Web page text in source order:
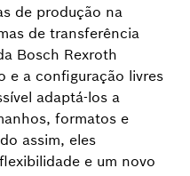
de produção na
de transferência
Bosch Rexroth
e a configuração livres
adaptá-los a
formatos e
assim, eles
e um novo